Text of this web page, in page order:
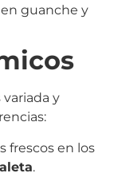
guanche y
y
frescos en los
.